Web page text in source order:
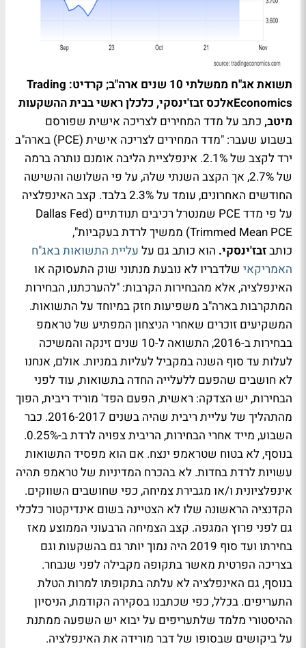
תשואת אג"ח ממשלתי 10 שנים ארה"ב; קרדיט: Trading
Economics​אלכס זבז'ינסקי, כלכלן ראשי בבית ההשקעות
מיטב, כתב על מדד המחירים לצריכה אישית שפורסם
בשבוע שעבר: "מדד המחירים לצריכה אישית (PCE) בארה"ב
ירד לקצב של 2.1%. אינפלציית הליבה אומנם נותרה ברמה
של 2.7%, אך הקצב השנתי שלה, על פי השלושה והשישה
החודשים האחרונים, עומד על 2.3% בלבד. קצב האינפלציה
על פי מדד PCE שמנטרל רכיבים תנודתיים (Dallas Fed
Trimmed Mean PCE) ממשיך לרדת בעקביות",
כותבזבז'ינסקי. הוא כותב גם על עליית התשואות באג"ח
האמריקאי שלדבריו לא נובעת מנתוני שוק התעסוקה או
האינפלציה, אלא מהבחירות הקרבות: "להערכתנו, הבחירות
המתקרבות בארה"ב משפיעות חזק במיוחד על התשואות.
המשקיעים זוכרים שאחרי הניצחון המפתיע של טראמפ
בבחירות ב-2016, התשואה ל-10 שנים זינקה והמשיכה
לעלות עד סוף השנה במקביל לעליות במניות. אולם, אנחנו
לא חושבים שהפעם ללעלייה החדה בתשואות, עוד לפני
הבחירות, יש הצדקה: ראשית, הפעם הפד' מוריד ריבית, הפוך
מהתהליך של עליית ריבית שהיה בשנים 2016-2017. כבר
השבוע, מייד אחרי הבחירות, הריבית צפויה לרדת ב-0.25%.
בנוסף, לא בטוח שטראמפ ינצח. אם הוא מפסיד התשואות
עשויות לרדת בחדות. לא בהכרח המדיניות של טראמפ תהיה
אינפלציונית ו/או מגבירת צמיחה, כפי שחושבים השווקים.
הקדנציה הראשונה שלו לא הצטיינה בשום אינדיקטור כלכלי
גם לפני פרוץ המגפה. קצב הצמיחה הרבעוני הממוצע מאז
בחירתו ועד סוף 2019 היה נמוך יותר גם בהשקעות וגם
בצריכה הפרטית מאשר בתקופה מקבילה לפני שנבחר.
בנוסף, גם האינפלציה לא עלתה בתקופתו למרות הטלת
התעריפים. בכלל, כפי שכתבנו בסקירה הקודמת, הניסיון
ההיסטורי מלמד שלתעריפים על יבוא יש השפעה ממתנת
על ביקושים שבסופו של דבר מורידה את האינפלציה.